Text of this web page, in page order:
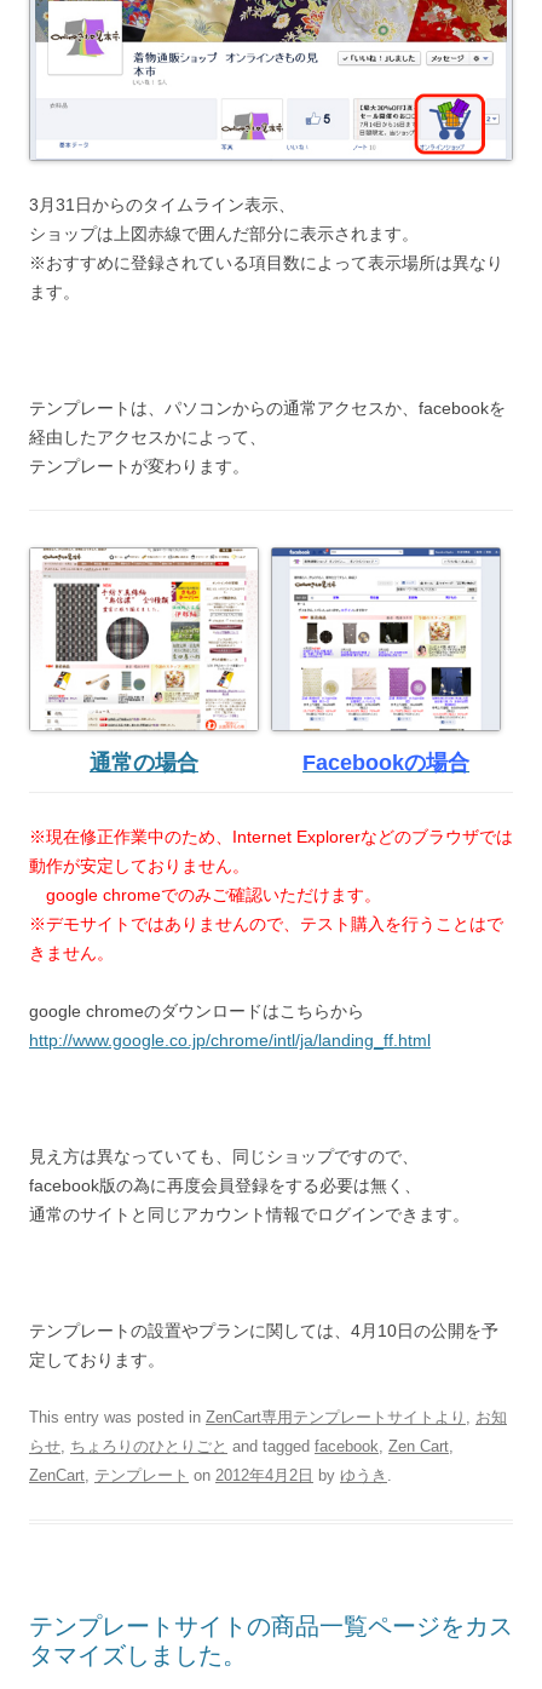
3月31日からのタイムライン表示、
ショップは上図赤線で囲んだ部分に表示されます。
※おすすめに登録されている項目数によって表示場所は異なり
ます。
テンプレートは、パソコンからの通常アクセスか、facebookを
経由したアクセスかによって、
テンプレートが変わります。
通常の場合 Facebookの場合
※現在修正作業中のため、Internet Explorerなどのブラウザでは
動作が安定しておりません。
google chromeでのみご確認いただけます。
※デモサイトではありませんので、テスト購入を行うことはで
きません。
google chromeのダウンロードはこちらから
http://www.google.co.jp/chrome/intl/ja/landing_ff.html
見え方は異なっていても、同じショップですので、
facebook版の為に再度会員登録をする必要は無く、
通常のサイトと同じアカウント情報でログインできます。
テンプレートの設置やプランに関しては、4月10日の公開を予
定しております。
This entry was posted in ZenCart専用テンプレートサイトより
お知
らせ ちょろりのひとりごと and tagged facebook Zen Cart
ZenCart テンプレート on 2012年4月2日 by ゆうき
テンプレートサイトの商品一覧ページをカス
タマイズしました。